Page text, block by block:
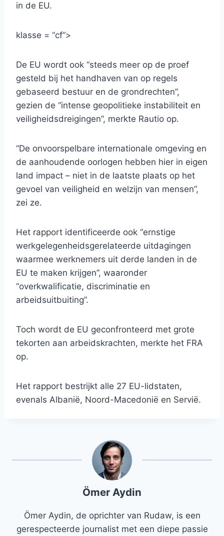
in de EU.
klasse = “cf”>
De EU wordt ook “steeds meer op de proef
gesteld bij het handhaven van op regels
gebaseerd bestuur en de grondrechten”,
gezien de “intense geopolitieke instabiliteit en
veiligheidsdreigingen”, merkte Rautio op.
“De onvoorspelbare internationale omgeving en
de aanhoudende oorlogen hebben hier in eigen
land impact – niet in de laatste plaats op het
gevoel van veiligheid en welzijn van mensen”,
zei ze.
Het rapport identificeerde ook “ernstige
werkgelegenheidsgerelateerde uitdagingen
waarmee werknemers uit derde landen in de
EU te maken krijgen”, waaronder
“overkwalificatie, discriminatie en
arbeidsuitbuiting”.
Toch wordt de EU geconfronteerd met grote
tekorten aan arbeidskrachten, merkte het FRA
op.
Het rapport bestrijkt alle 27 EU-lidstaten,
evenals Albanië, Noord-Macedonië en Servië.
Ömer Aydin
Ömer Aydin, de oprichter van Rudaw, is een
gerespecteerde journalist met een diepe passie